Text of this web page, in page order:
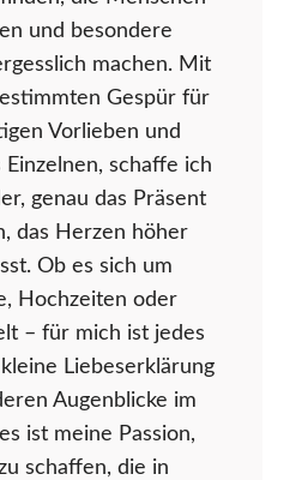
und besondere
machen. Mit
Gespür für
Vorlieben und
schaffe ich
genau das Präsent
das Herzen höher
Ob es sich um
Hochzeiten oder
– für mich ist jedes
Liebeserklärung
Augenblicke im
ist meine Passion,
schaffen, die in